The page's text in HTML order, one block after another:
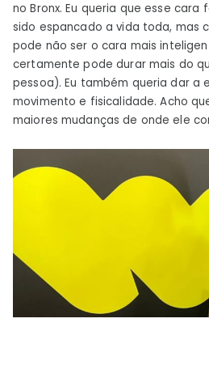
no Bronx. Eu queria que esse
sido espancado a vida toda, mas
pode não ser o cara mais
certamente pode durar mais do
pessoa). Eu também queria dar a
movimento e fisicalidade. Acho
maiores mudanças de onde ele